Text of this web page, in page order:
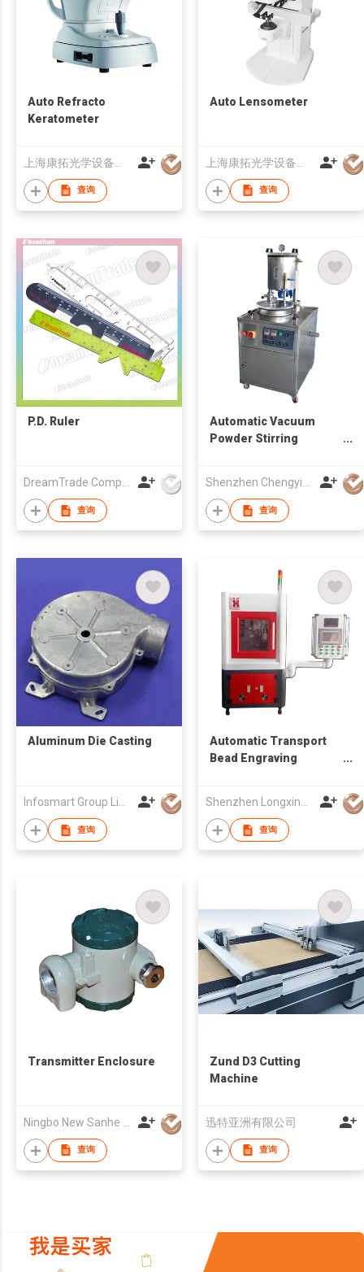
Auto Refracto
Keratometer
查询
Auto Lensometer
查询
P.D. Ruler
查询
Automatic Vacuum
Powder Stirring
查询
Aluminum Die Casting
Infosmart Group Limited
查询
Automatic Transport
Bead Engraving
Shenzhen Longxing Mechanical Technology Company Limited
查询
Transmitter Enclosure
查询
Zund D3 Cutting
Machine
迅特亚洲有限公司
查询